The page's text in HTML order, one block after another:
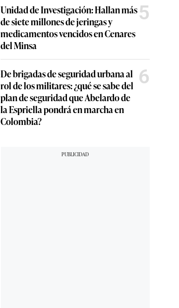
Unidad de Investigación: Hallan más
de siete millones de jeringas y
medicamentos vencidos en Cenares
del Minsa
5
De brigadas de seguridad urbana al
rol de los militares: ¿qué se sabe del
plan de seguridad que Abelardo de
la Espriella pondrá en marcha en
Colombia?
6